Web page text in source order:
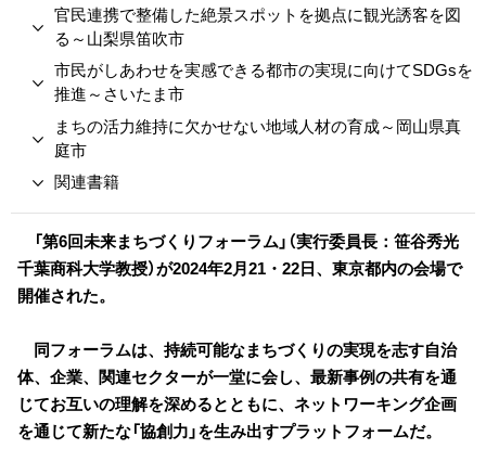
官民連携で整備した絶景スポットを拠点に観光誘客を図
る～山梨県笛吹市
市民がしあわせを実感できる都市の実現に向けてSDGsを
推進～さいたま市
まちの活力維持に欠かせない地域人材の育成～岡山県真
庭市
関連書籍
「第6回未来まちづくりフォーラム」（実行委員長：笹谷秀光
千葉商科大学教授）が2024年2月21・22日、東京都内の会場で
開催された。
同フォーラムは、持続可能なまちづくりの実現を志す自治
体、企業、関連セクターが一堂に会し、最新事例の共有を通
じてお互いの理解を深めるとともに、ネットワーキング企画
を通じて新たな「協創力」を生み出すプラットフォームだ。